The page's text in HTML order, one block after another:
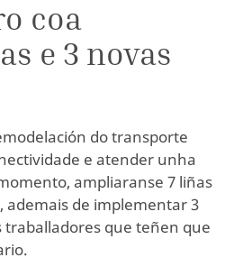
coa
e 3 novas
do transporte
e atender unha
ampliaranse 7 liñas
ademais de implementar 3
traballadores que teñen que